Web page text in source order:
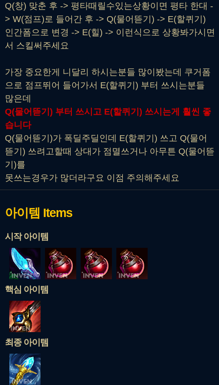
Q(창) 맞춘 후 -> 평타때릴수있는상황이면 평타 한대 -
> W(점프)로 들어간 후 -> Q(물어뜯기) -> E(할퀴기)
인간폼으로 변경 -> E(힐) -> 이런식으로 상황봐가시면
서 스킬써주세요
가장 중요한게 니달리 하시는분들 많이봤는데 쿠거폼
으로 점프뛰어 들어가서 E(할퀴기) 부터 쓰시는분들
많은데
Q(물어뜯기) 부터 쓰시고 E(할퀴기) 쓰시는게 훨씬 좋
습니다
Q(물어뜯기)가 폭딜주딜인데 E(할퀴기) 쓰고 Q(물어
뜯기) 쓰려고할때 상대가 점멸쓰거나 아무튼 Q(물어뜯
기)를
못쓰는경우가 많더라구요 이점 주의해주세요
아이템 Items
시작 아이템
핵심 아이템
최종 아이템